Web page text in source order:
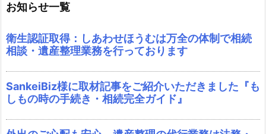
お知らせ一覧
衛生認証取得：しあわせほうむは万全の体制で相続
相談・遺産整理業務を行っております
SankeiBiz様に取材記事をご紹介いただきました『も
しもの時の手続き・相続完全ガイド』